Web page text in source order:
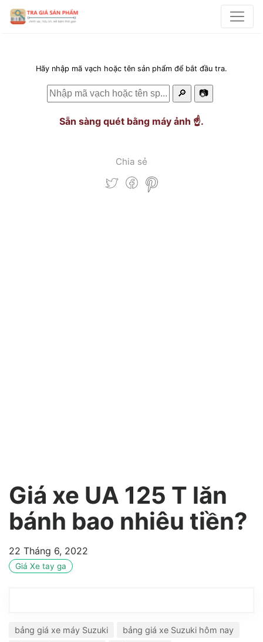
Hãy nhập mã vạch hoặc tên sản phẩm để bắt đầu tra.
🔎 📷
Sẵn sàng quét bằng máy ảnh ☝️.
Chia sẻ
Giá xe UA 125 T lăn
bánh bao nhiêu tiền?
22 Tháng 6, 2022
Giá Xe tay ga
bảng giá xe máy Suzuki
bảng giá xe Suzuki hôm nay